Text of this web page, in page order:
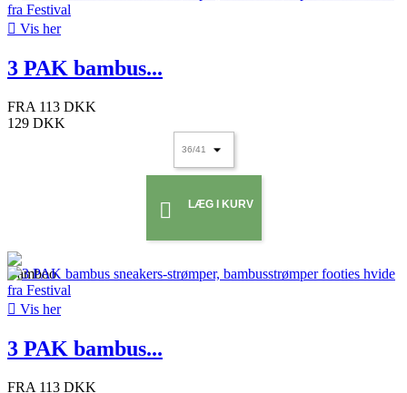
 Vis her
3 PAK bambus...
FRA 113 DKK
129 DKK
 LÆG I KURV
 Vis her
3 PAK bambus...
FRA 113 DKK